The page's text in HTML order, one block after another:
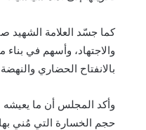
كما جسّد العلامة الشهيد
والاجتهاد، وأسهم في
بالانفتاح الحضاري والنهضة
وأكد المجلس أن ما يعيشه
حجم الخسارة التي مُني بها